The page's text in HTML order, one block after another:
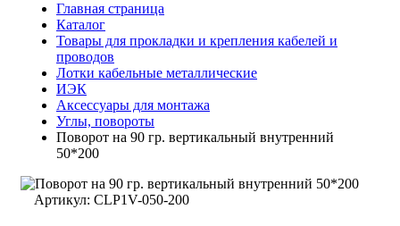
Главная страница
Каталог
Товары для прокладки и крепления кабелей и
проводов
Лотки кабельные металлические
ИЭК
Аксессуары для монтажа
Углы, повороты
Поворот на 90 гр. вертикальный внутренний
50*200
Артикул: CLP1V-050-200